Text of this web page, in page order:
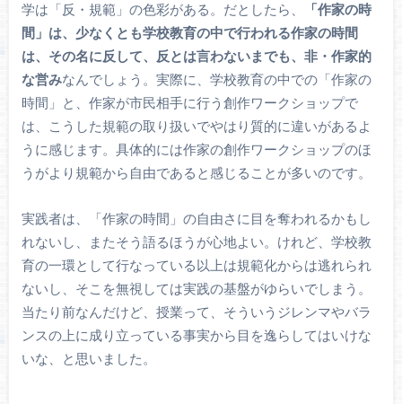
学は「反・規範」の色彩がある。だとしたら、
「作家の時
間」は、少なくとも学校教育の中で行われる作家の時間
は、その名に反して、反とは言わないまでも、非・作家的
な営みなんでしょう。実際に、学校教育の中での「作家の
時間」と、作家が市民相手に行う創作ワークショップで
は、こうした規範の取り扱いでやはり質的に違いがあるよ
うに感じます。具体的には作家の創作ワークショップのほ
うがより規範から自由であると感じることが多いのです。
実践者は、「作家の時間」の自由さに目を奪われるかもし
れないし、またそう語るほうが心地よい。けれど、学校教
育の一環として行なっている以上は規範化からは逃れられ
ないし、そこを無視しては実践の基盤がゆらいでしまう。
当たり前なんだけど、授業って、そういうジレンマやバラ
ンスの上に成り立っている事実から目を逸らしてはいけな
いな、と思いました。